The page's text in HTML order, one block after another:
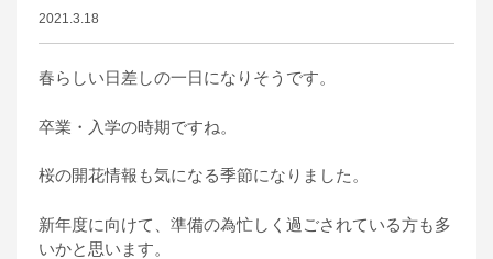
2021.3.18
春らしい日差しの一日になりそうです。
卒業・入学の時期ですね。
桜の開花情報も気になる季節になりました。
新年度に向けて、準備の為忙しく過ごされている方も多
いかと思います。